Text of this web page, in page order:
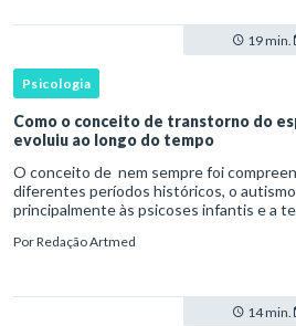
19 min.
Psicologia
Como o conceito de transtorno do
evoluiu ao longo do tempo
O conceito de nem sempre foi
diferentes períodos históricos, o
principalmente às psicoses infantis e a
transtorno do des
PorRedação Artmed
14 min.